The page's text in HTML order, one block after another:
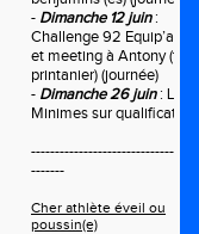
- Dimanche 12 juin:
Challenge 92 Equip’athlé
et meeting à Antony (tour
printanier) (journée)
- Dimanche 26 juin: LIFA
Minimes sur qualification
------------------------------------
-------
Cher athlète éveil ou
poussin(e)